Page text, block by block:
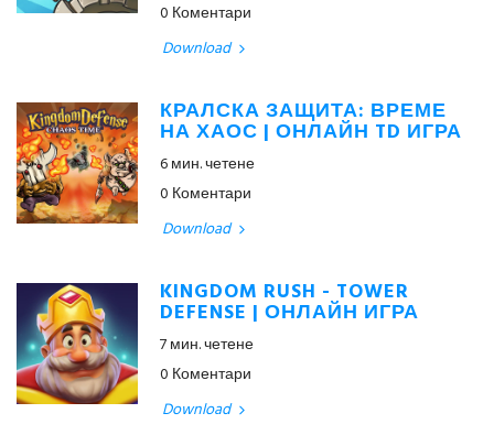
0 Коментари
Download
КРАЛСКА ЗАЩИТА: ВРЕМЕ
НА ХАОС | ОНЛАЙН TD ИГРА
6 мин. четене
0 Коментари
Download
KINGDOM RUSH - TOWER
DEFENSE | ОНЛАЙН ИГРА
7 мин. четене
0 Коментари
Download